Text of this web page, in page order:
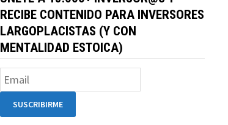
RECIBE CONTENIDO PARA INVERSORES
LARGOPLACISTAS (Y CON
MENTALIDAD ESTOICA)